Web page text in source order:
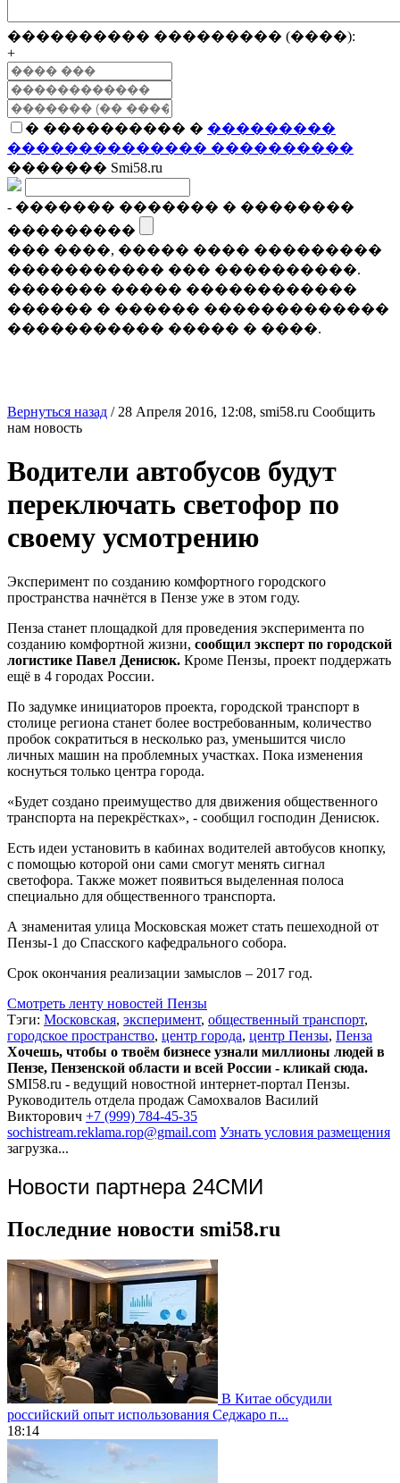
���������� ��������� (����):
+
� ���������� � ���������
�������������� ����������
������� Smi58.ru
- ������� ������� � ��������
���������
��� ����, ����� ���� ���������
����������� ��� ����������.
������� ����� ������������
������ � ������ �������������
����������� ����� � ����.
Вернуться назад / 28 Апреля 2016, 12:08, smi58.ru Сообщить
нам новость
Водители автобусов будут
переключать светофор по
своему усмотрению
Эксперимент по созданию комфортного городского
пространства начнётся в Пензе уже в этом году.
Пенза станет площадкой для проведения эксперимента по
созданию комфортной жизни, сообщил эксперт по городской
логистике Павел Денисюк. Кроме Пензы, проект поддержать
ещё в 4 городах России.
По задумке инициаторов проекта, городской транспорт в
столице региона станет более востребованным, количество
пробок сократиться в несколько раз, уменьшится число
личных машин на проблемных участках. Пока изменения
коснуться только центра города.
«Будет создано преимущество для движения общественного
транспорта на перекрёстках», - сообщил господин Денисюк.
Есть идеи установить в кабинах водителей автобусов кнопку,
с помощью которой они сами смогут менять сигнал
светофора. Также может появиться выделенная полоса
специально для общественного транспорта.
А знаменитая улица Московская может стать пешеходной от
Пензы-1 до Спасского кафедрального собора.
Срок окончания реализации замыслов – 2017 год.
Смотреть ленту новостей Пензы
Тэги: Московская, эксперимент, общественный транспорт,
городское пространство, центр города, центр Пензы, Пенза
Хочешь, чтобы о твоём бизнесе узнали миллионы людей в
Пензе, Пензенской области и всей России - кликай сюда.
SMI58.ru - ведущий новостной интернет-портал Пензы.
Руководитель отдела продаж Самохвалов Василий
Викторович +7 (999) 784-45-35
sochistream.reklama.rop@gmail.com Узнать условия размещения
загрузка...
Новости партнера 24СМИ
Последние новости smi58.ru
В Китае обсудили
российский опыт использования Седжаро п...
18:14